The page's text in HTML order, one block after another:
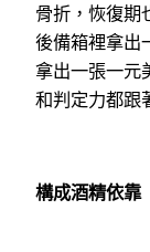
骨折，恢復期
後備箱裡拿出
拿出一張一元
和判定力都跟
構成酒精依靠